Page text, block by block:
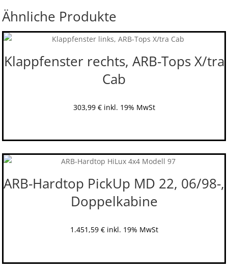
Ähnliche Produkte
Klappfenster rechts, ARB-Tops X/tra
Cab
303,99 € inkl. 19% MwSt
ARB-Hardtop PickUp MD 22, 06/98-,
Doppelkabine
1.451,59 € inkl. 19% MwSt